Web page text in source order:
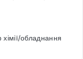
обладнання